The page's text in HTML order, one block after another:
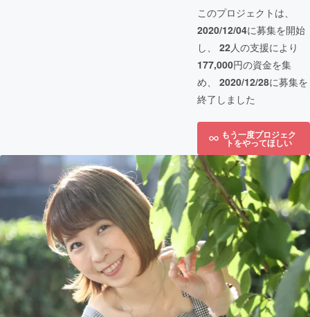
このプロジェクトは、
2020/12/04に募集を開始
し、 22人の支援により
177,000円の資金を集
め、 2020/12/28に募集を
終了しました
もう一度プロジェク
トをやってほしい